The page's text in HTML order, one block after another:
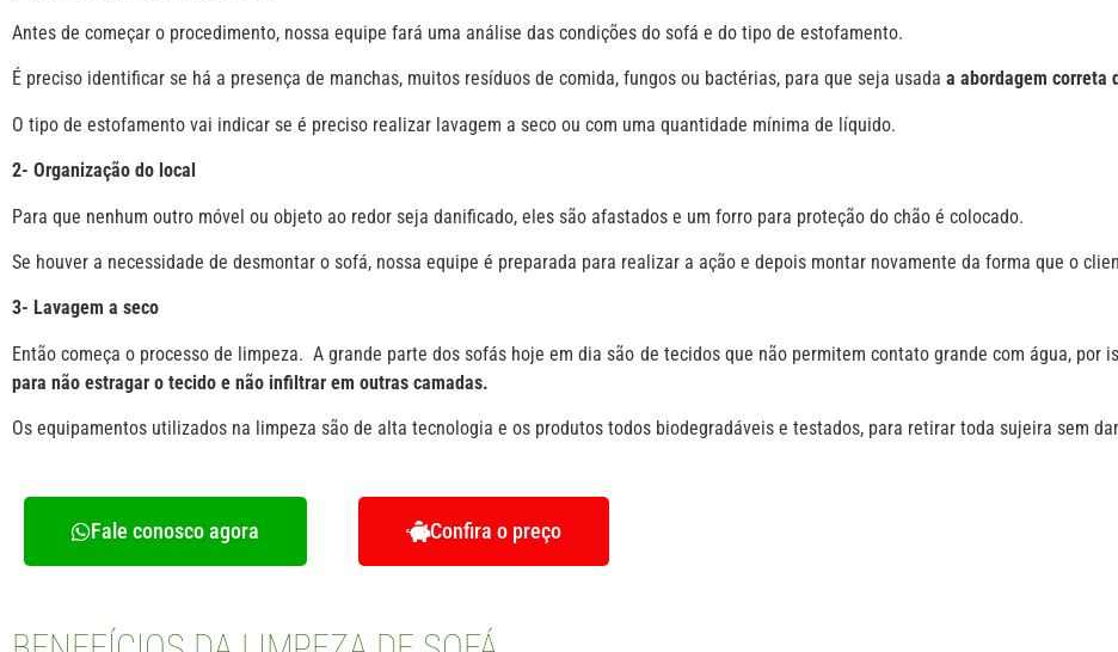
Antes de começar o procedimento, nossa equipe fará uma análise das condições do sofá e do tipo de estofamento.
É preciso identificar se há a presença de manchas, muitos resíduos de comida, fungos ou bactérias, para que seja usada a abordagem correta
O tipo de estofamento vai indicar se é preciso realizar lavagem a seco ou com uma quantidade mínima de líquido.
2- Organização do local
Para que nenhum outro móvel ou objeto ao redor seja danificado, eles são afastados e um forro para proteção do chão é colocado.
Se houver a necessidade de desmontar o sofá, nossa equipe é preparada para realizar a ação e depois montar novamente da forma que o
3- Lavagem a seco
Então começa o processo de limpeza. A grande parte dos sofás hoje em dia são de tecidos que não permitem contato grande com água, por
para não estragar o tecido e não infiltrar em outras camadas.
Os equipamentos utilizados na limpeza são de alta tecnologia e os produtos todos biodegradáveis e testados, para retirar toda sujeira sem
Fale conosco agora Confira o preço